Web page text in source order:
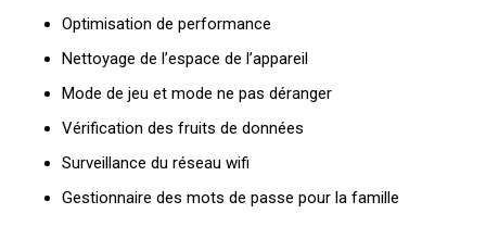
Optimisation de performance
Nettoyage de l’espace de l’appareil
Mode de jeu et mode ne pas déranger
Vérification des fruits de données
Surveillance du réseau wifi
Gestionnaire des mots de passe pour la famille